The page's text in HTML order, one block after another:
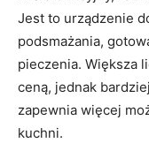
Jest to urządzenie
podsmażania,
pieczenia. Większa
ceną, jednak
zapewnia więcej
kuchni.